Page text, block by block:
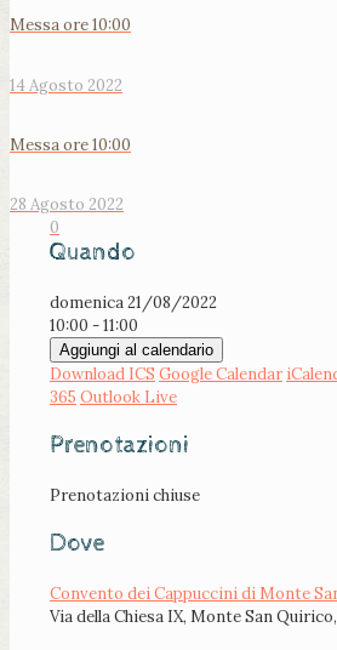
Messa ore 10:00
14 Agosto 2022
Messa ore 10:00
28 Agosto 2022
0
Quando
domenica 21/08/2022
10:00 - 11:00
Aggiungi al calendario
Download ICS Google Calendar
365 Outlook Live
Prenotazioni
Prenotazioni chiuse
Dove
Convento dei Cappuccini di Monte
Via della Chiesa IX, Monte San Quirico,